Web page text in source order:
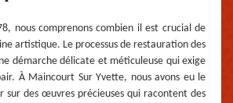
nous comprenons combien il est crucial de
artistique. Le processus de restauration des
démarche délicate et méticuleuse qui exige
À Maincourt Sur Yvette, nous avons eu le
sur des œuvres précieuses qui racontent des